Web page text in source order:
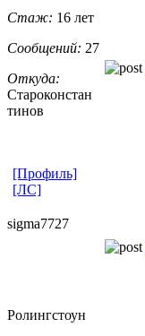
Стаж: 16 лет
Сообщений: 27
Откуда:
Староконстан
тинов
[Профиль]
[ЛС]
sigma7727
Ролингстоун